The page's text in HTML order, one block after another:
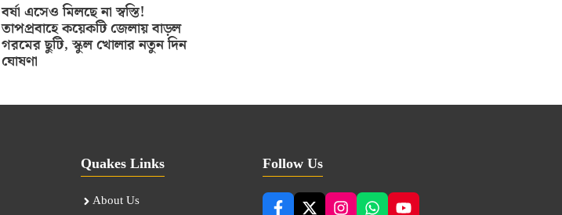
বর্ষা এসেও মিলছে না স্বস্তি!
তাপপ্রবাহে কয়েকটি জেলায় বাড়ল
গরমের ছুটি, স্কুল খোলার নতুন দিন
ঘোষণা
Quakes Links
About Us
Follow Us